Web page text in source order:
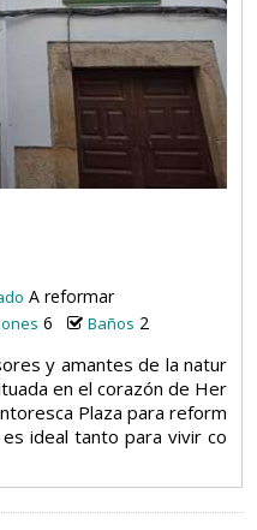
A reformar
6 Baños 2
y amantes de la natur
en el corazón de Her
Plaza para reform
ideal tanto para vivir co